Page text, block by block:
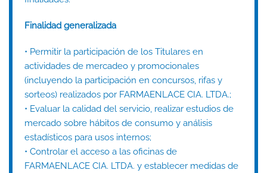
Finalidad generalizada
• Permitir la participación de los Titulares en
actividades de mercadeo y promocionales
(incluyendo la participación en concursos, rifas y
sorteos) realizados por FARMAENLACE CIA. LTDA.;
• Evaluar la calidad del servicio, realizar estudios de
mercado sobre hábitos de consumo y análisis
estadísticos para usos internos;
• Controlar el acceso a las oficinas de
FARMAENLACE CIA. LTDA. y establecer medidas de